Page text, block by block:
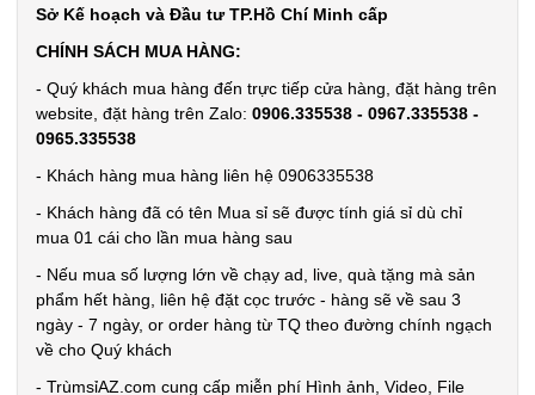
Sở Kế hoạch và Đầu tư TP.Hồ Chí Minh cấp
CHÍNH SÁCH MUA HÀNG:
- Quý khách mua hàng đến trực tiếp cửa hàng, đặt hàng trên
website, đặt hàng trên Zalo: 0906.335538 - 0967.335538 -
0965.335538
- Khách hàng mua hàng liên hệ 0906335538
- Khách hàng đã có tên Mua sỉ sẽ được tính giá sỉ dù chỉ
mua 01 cái cho lần mua hàng sau
- Nếu mua số lượng lớn về chạy ad, live, quà tặng mà sản
phẩm hết hàng, liên hệ đặt cọc trước - hàng sẽ về sau 3
ngày - 7 ngày, or order hàng từ TQ theo đường chính ngạch
về cho Quý khách
- TrùmsỉAZ.com cung cấp miễn phí Hình ảnh, Video, File